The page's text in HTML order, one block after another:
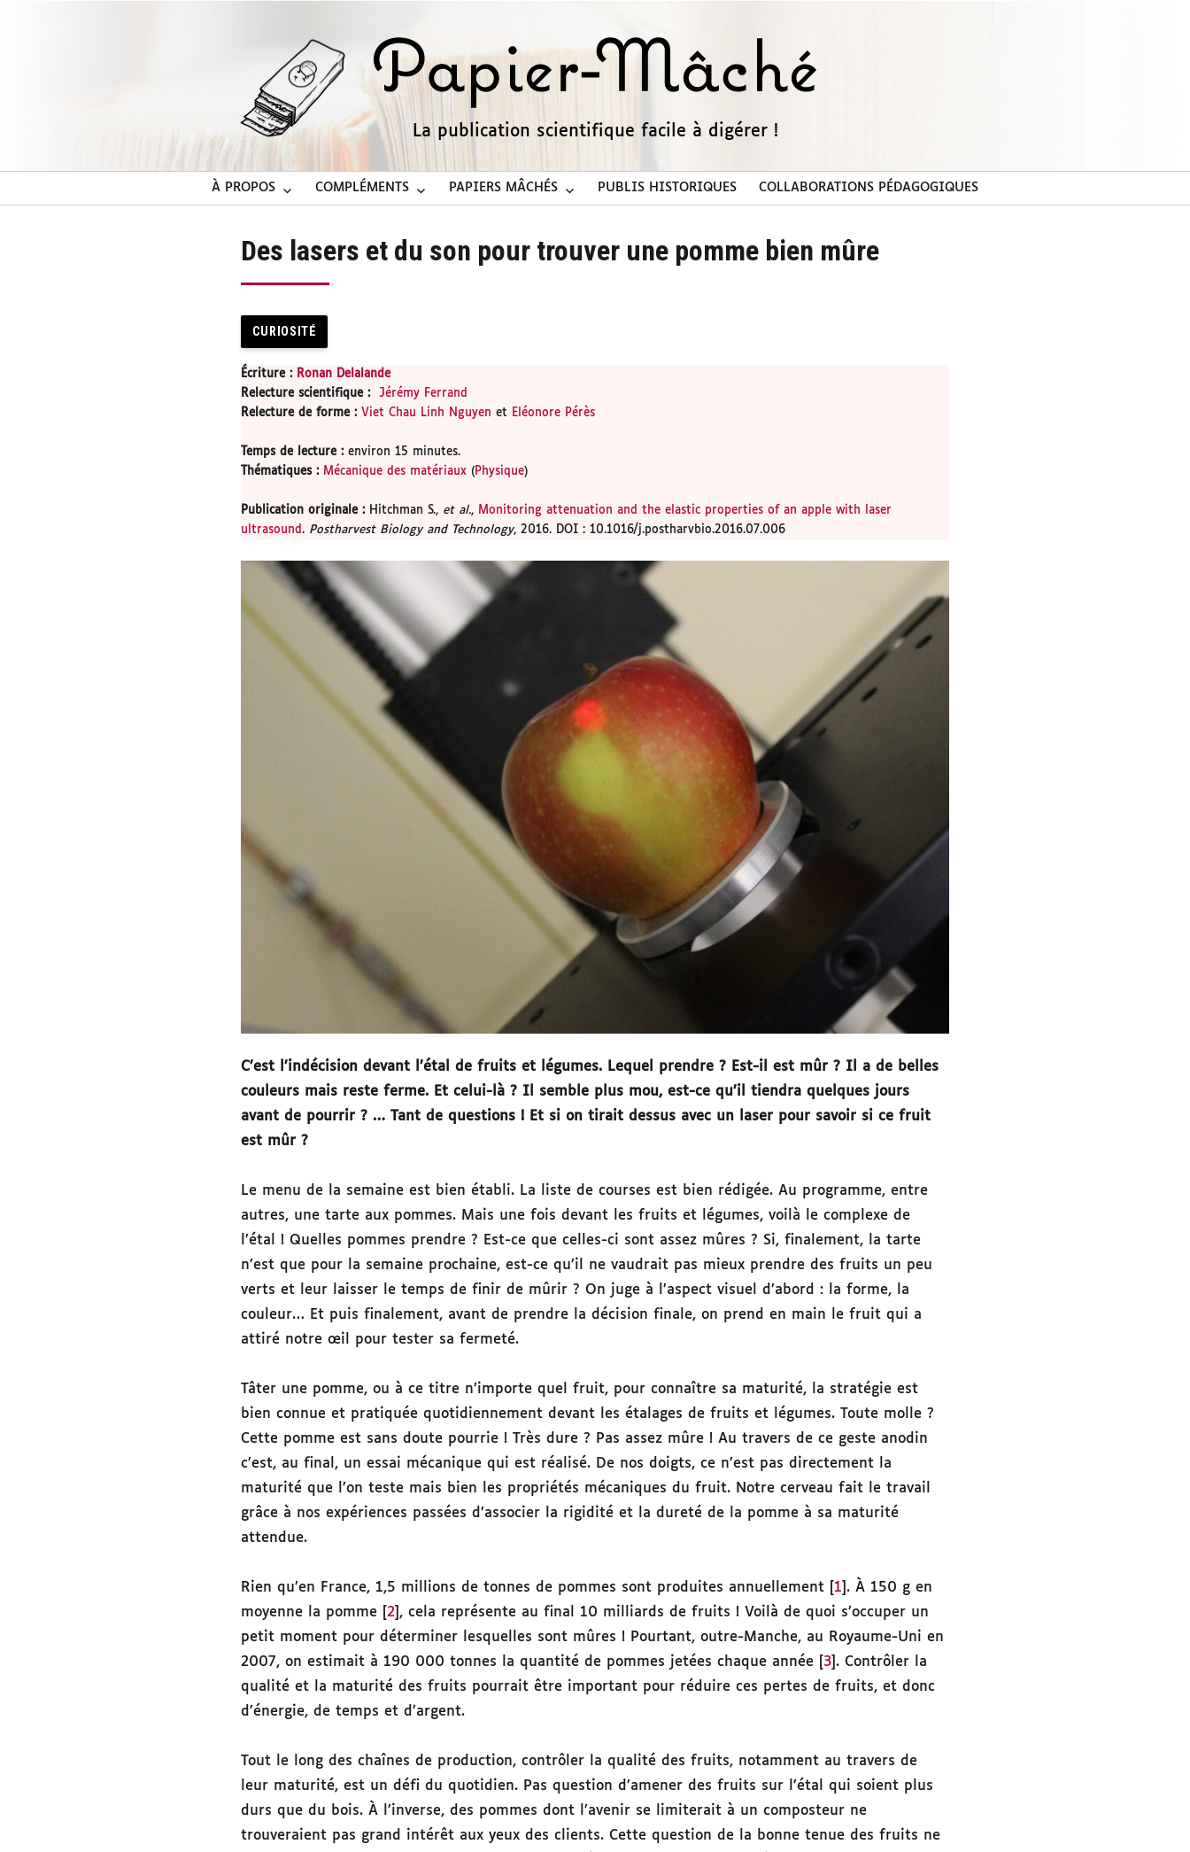
La publication scientifique facile à digérer !
À PROPOS COMPLÉMENTS PAPIERS MÂCHÉS PUBLIS HISTORIQUES COLLABORATIONS PÉDAGOGIQUES
Des lasers et du son pour trouver une pomme bien mûre
CURIOSITÉ
Écriture : Ronan Delalande
Relecture scientifique :
Jérémy Ferrand
Relecture de forme: Viet Chau Linh Nguyen et Eléonore Pérès
Temps de lecture:environ 15 minutes.
Thématiques: Mécanique des matériaux ( Physique)
Publication originale: Hitchman S., et al., Monitoring attenuation and the elastic properties of an apple with laser
ultrasound. Postharvest Biology and Technology, 2016. DOI : 10.1016/j.postharvbio.2016.07.006
C’est l’indécision devant l’étal de fruits et légumes. Lequel prendre ? Est-il est mûr ? Il a de belles
couleurs mais reste ferme. Et celui-là ? Il semble plus mou, est-ce qu’il tiendra quelques jours
avant de pourrir ? … Tant de questions ! Et si on tirait dessus avec un laser pour savoir si ce fruit
est mûr ?
Le menu de la semaine est bien établi. La liste de courses est bien rédigée. Au programme, entre
autres, une tarte aux pommes. Mais une fois devant les fruits et légumes, voilà le complexe de
l’étal ! Quelles pommes prendre ? Est-ce que celles-ci sont assez mûres ? Si, finalement, la tarte
n’est que pour la semaine prochaine, est-ce qu’il ne vaudrait pas mieux prendre des fruits un peu
verts et leur laisser le temps de finir de mûrir ? On juge à l’aspect visuel d’abord : la forme, la
couleur… Et puis finalement, avant de prendre la décision finale, on prend en main le fruit qui a
attiré notre œil pour tester sa fermeté.
Tâter une pomme, ou à ce titre n’importe quel fruit, pour connaître sa maturité, la stratégie est
bien connue et pratiquée quotidiennement devant les étalages de fruits et légumes. Toute molle ?
Cette pomme est sans doute pourrie ! Très dure ? Pas assez mûre ! Au travers de ce geste anodin
c’est, au final, un essai mécanique qui est réalisé. De nos doigts, ce n’est pas directement la
maturité que l’on teste mais bien les propriétés mécaniques du fruit. Notre cerveau fait le travail
grâce à nos expériences passées d’associer la rigidité et la dureté de la pomme à sa maturité
attendue.
Rien qu’en France, 1,5 millions de tonnes de pommes sont produites annuellement [ 1 ]. À 150 g en
moyenne la pomme [ 2 ], cela représente au final 10 milliards de fruits ! Voilà de quoi s’occuper un
petit moment pour déterminer lesquelles sont mûres ! Pourtant, outre-Manche, au Royaume-Uni en
2007, on estimait à 190 000 tonnes la quantité de pommes jetées chaque année [ 3 ]. Contrôler la
qualité et la maturité des fruits pourrait être important pour réduire ces pertes de fruits, et donc
d’énergie, de temps et d’argent.
Tout le long des chaînes de production, contrôler la qualité des fruits, notamment au travers de
leur maturité, est un défi du quotidien. Pas question d’amener des fruits sur l’étal qui soient plus
durs que du bois. À l’inverse, des pommes dont l’avenir se limiterait à un composteur ne
trouveraient pas grand intérêt aux yeux des clients. Cette question de la bonne tenue des fruits ne